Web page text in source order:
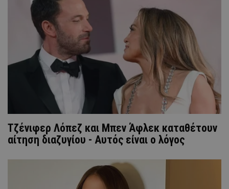
Τζένιφερ Λόπεζ και Μπεν Άφλεκ καταθέτουν
αίτηση διαζυγίου - Αυτός είναι ο λόγος